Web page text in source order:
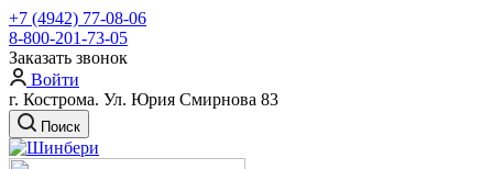
+7 (4942) 77-08-06
8-800-201-73-05
Заказать звонок
Войти
г. Кострома. Ул. Юрия Смирнова 83
Поиск